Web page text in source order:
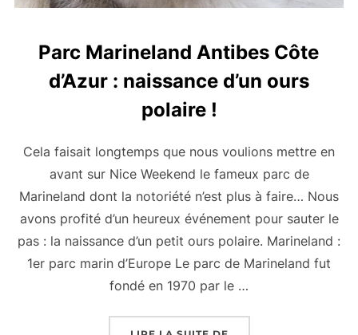
Parc Marineland Antibes Côte
d’Azur : naissance d’un ours
polaire !
Cela faisait longtemps que nous voulions mettre en
avant sur Nice Weekend le fameux parc de
Marineland dont la notoriété n’est plus à faire… Nous
avons profité d’un heureux événement pour sauter le
pas : la naissance d’un petit ours polaire. Marineland :
1er parc marin d’Europe Le parc de Marineland fut
fondé en 1970 par le …